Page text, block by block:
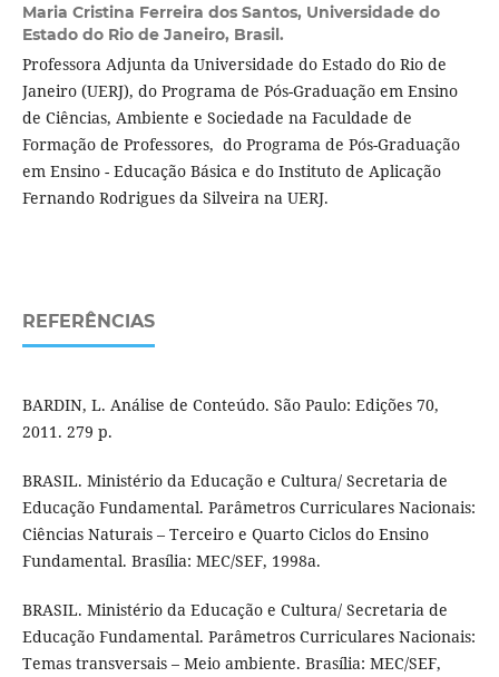
Maria Cristina Ferreira dos Santos, Universidade do
Estado do Rio de Janeiro, Brasil.
Professora Adjunta da Universidade do Estado do Rio de
Janeiro (UERJ), do Programa de Pós-Graduação em Ensino
de Ciências, Ambiente e Sociedade na Faculdade de
Formação de Professores, do Programa de Pós-Graduação
em Ensino - Educação Básica e do Instituto de Aplicação
Fernando Rodrigues da Silveira na UERJ.
REFERÊNCIAS
BARDIN, L. Análise de Conteúdo. São Paulo: Edições 70,
2011. 279 p.
BRASIL. Ministério da Educação e Cultura/ Secretaria de
Educação Fundamental. Parâmetros Curriculares Nacionais:
Ciências Naturais – Terceiro e Quarto Ciclos do Ensino
Fundamental. Brasília: MEC/SEF, 1998a.
BRASIL. Ministério da Educação e Cultura/ Secretaria de
Educação Fundamental. Parâmetros Curriculares Nacionais:
Temas transversais – Meio ambiente. Brasília: MEC/SEF,